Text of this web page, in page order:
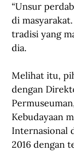
“Unsur
di
tradisi yang
dia.
Melihat itu,
dengan
Kebudayaan
Internasional
2016 dengan